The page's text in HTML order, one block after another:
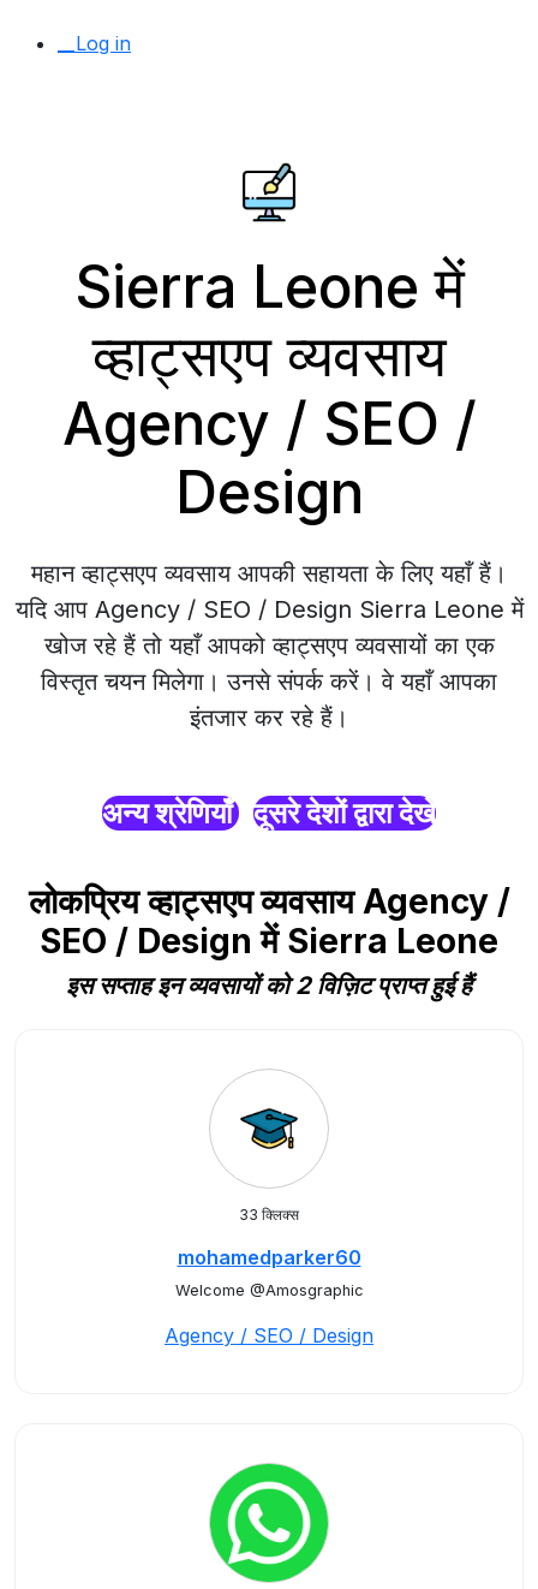
__Log in
Sierra Leone में
व्हाट्सएप व्यवसाय
Agency / SEO /
Design
महान व्हाट्सएप व्यवसाय आपकी सहायता के लिए यहाँ हैं।
यदि आप Agency / SEO / Design Sierra Leone में
खोज रहे हैं तो यहाँ आपको व्हाट्सएप व्यवसायों का एक
विस्तृत चयन मिलेगा। उनसे संपर्क करें। वे यहाँ आपका
इंतजार कर रहे हैं।
अन्य श्रेणियाँ दूसरे देशों द्वारा देखें
लोकप्रिय व्हाट्सएप व्यवसाय Agency /
SEO / Design में Sierra Leone
इस सप्ताह इन व्यवसायों को 2 विज़िट प्राप्त हुई हैं
33 क्लिक्स
mohamedparker60
Welcome @Amosgraphic
Agency / SEO / Design